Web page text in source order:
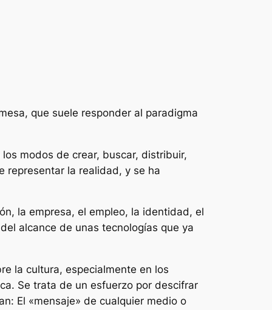
que suele responder al paradigma
modos de crear, buscar, distribuir,
representar la realidad, y se ha
la empresa, el empleo, la identidad, el
alcance de unas tecnologías que ya
la cultura, especialmente en los
Se trata de un esfuerzo por descifrar
El «mensaje» de cualquier medio o